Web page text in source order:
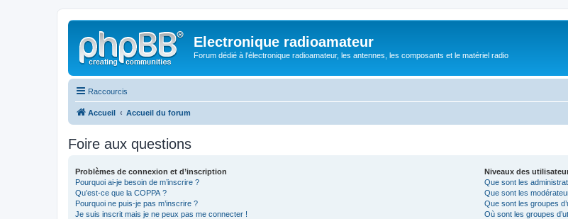
Electronique radioamateur
Forum dédié à l'électronique radioamateur, les antennes, les composants et le matériel radio
Raccourcis
Accueil Accueil du forum
Foire aux questions
Problèmes de connexion et d’inscription
Pourquoi ai-je besoin de m’inscrire ?
Qu’est-ce que la COPPA ?
Pourquoi ne puis-je pas m’inscrire ?
Je suis inscrit mais je ne peux pas me connecter !
Niveaux des
Que sont les
Que sont les
Que sont les groupes
Où sont les groupes